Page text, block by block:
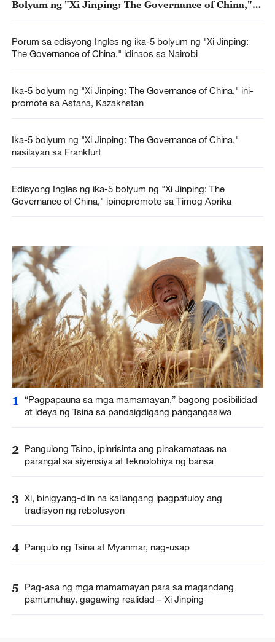
Bolyum ng "Xi Jinping: The Governance of China,"
Porum sa edisyong Ingles ng ika-5 bolyum ng "Xi Jinping:
The Governance of China," idinaos sa Nairobi
Ika-5 bolyum ng "Xi Jinping: The Governance of China," ini-
promote sa Astana, Kazakhstan
Ika-5 bolyum ng "Xi Jinping: The Governance of China,"
nasilayan sa Frankfurt
Edisyong Ingles ng ika-5 bolyum ng "Xi Jinping: The
Governance of China," ipinopromote sa Timog Aprika
1
“Pagpapauna sa mga mamamayan,” bagong posibilidad
at ideya ng Tsina sa pandaigdigang pangangasiwa
2 Pangulong Tsino, ipinrisinta ang pinakamataas na
parangal sa siyensiya at teknolohiya ng bansa
3 Xi, binigyang-diin na kailangang ipagpatuloy ang
tradisyon ng rebolusyon
4 Pangulo ng Tsina at Myanmar, nag-usap
5
Pag-asa ng mga mamamayan para sa magandang
pamumuhay, gagawing realidad – Xi Jinping